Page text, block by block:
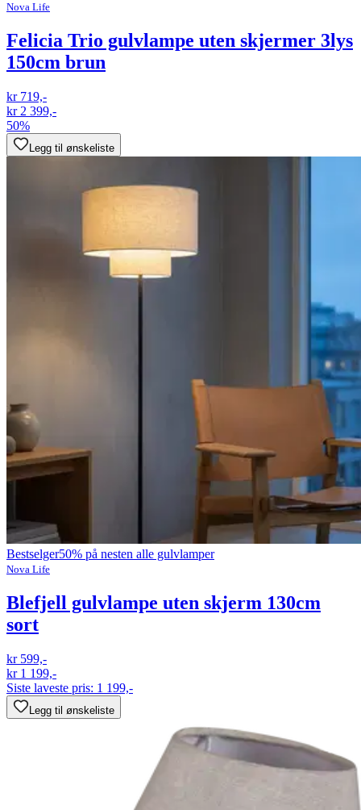
Nova Life
Felicia Trio gulvlampe uten skjermer 3lys
150cm brun
kr 719,-
kr 2 399,-
50%
Legg til ønskeliste
Bestselger50% på nesten alle gulvlamper
Nova Life
Blefjell gulvlampe uten skjerm 130cm
sort
kr 599,-
kr 1 199,-
Siste laveste pris: 1 199,-
Legg til ønskeliste